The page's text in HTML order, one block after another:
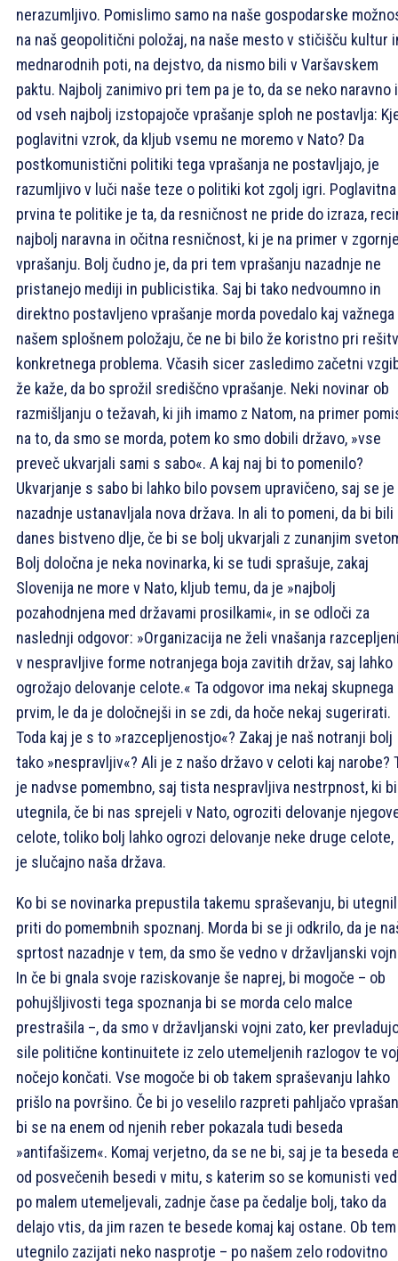
nerazumljivo. Pomislimo samo na naše gospodarske
na naš geopolitični položaj, na naše mesto v stičišču kultur
mednarodnih poti, na dejstvo, da nismo bili v Varšavskem
paktu. Najbolj zanimivo pri tem pa je to, da se neko naravno
od vseh najbolj izstopajoče vprašanje sploh ne postavlja:
poglavitni vzrok, da kljub vsemu ne moremo v Nato? Da
postkomunistični politiki tega vprašanja ne postavljajo, je
razumljivo v luči naše teze o politiki kot zgolj igri. Poglavitna
prvina te politike je ta, da resničnost ne pride do izraza,
najbolj naravna in očitna resničnost, ki je na primer v
vprašanju. Bolj čudno je, da pri tem vprašanju nazadnje ne
pristanejo mediji in publicistika. Saj bi tako nedvoumno in
direktno postavljeno vprašanje morda povedalo kaj važnega
našem splošnem položaju, če ne bi bilo že koristno pri
konkretnega problema. Včasih sicer zasledimo začetni
že kaže, da bo sprožil središčno vprašanje. Neki novinar ob
razmišljanju o težavah, ki jih imamo z Natom, na primer
na to, da smo se morda, potem ko smo dobili državo, »vse
preveč ukvarjali sami s sabo«. A kaj naj bi to pomenilo?
Ukvarjanje s sabo bi lahko bilo povsem upravičeno, saj se je
nazadnje ustanavljala nova država. In ali to pomeni, da bi bili
danes bistveno dlje, če bi se bolj ukvarjali z zunanjim
Bolj določna je neka novinarka, ki se tudi sprašuje, zakaj
Slovenija ne more v Nato, kljub temu, da je »najbolj
pozahodnjena med državami prosilkami«, in se odloči za
naslednji odgovor: »Organizacija ne želi vnašanja
v nespravljive forme notranjega boja zavitih držav, saj lahko
ogrožajo delovanje celote.« Ta odgovor ima nekaj skupnega
prvim, le da je določnejši in se zdi, da hoče nekaj sugerirati.
Toda kaj je s to »razcepljenostjo«? Zakaj je naš notranji bolj
tako »nespravljiv«? Ali je z našo državo v celoti kaj narobe?
je nadvse pomembno, saj tista nespravljiva nestrpnost, ki bi
utegnila, če bi nas sprejeli v Nato, ogroziti delovanje
celote, toliko bolj lahko ogrozi delovanje neke druge celote,
je slučajno naša država.
Ko bi se novinarka prepustila takemu spraševanju, bi
priti do pomembnih spoznanj. Morda bi se ji odkrilo, da je
sprtost nazadnje v tem, da smo še vedno v državljanski
In če bi gnala svoje raziskovanje še naprej, bi mogoče – ob
pohujšljivosti tega spoznanja bi se morda celo malce
prestrašila –, da smo v državljanski vojni zato, ker
sile politične kontinuitete iz zelo utemeljenih razlogov te
nočejo končati. Vse mogoče bi ob takem spraševanju lahko
prišlo na površino. Če bi jo veselilo razpreti pahljačo
bi se na enem od njenih reber pokazala tudi beseda
»antifašizem«. Komaj verjetno, da se ne bi, saj je ta beseda
od posvečenih besedi v mitu, s katerim so se komunisti
po malem utemeljevali, zadnje čase pa čedalje bolj, tako da
delajo vtis, da jim razen te besede komaj kaj ostane. Ob
utegnilo zazijati neko nasprotje – po našem zelo rodovitno